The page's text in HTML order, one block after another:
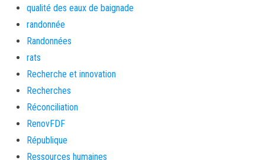
qualité des eaux de baignade
randonnée
Randonnées
rats
Recherche et innovation
Recherches
Réconciliation
RenovFDF
République
Ressources humaines